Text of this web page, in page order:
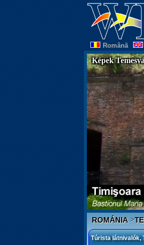
Românã
Képek
ROMÁNIA>
Túrista látnivalók,